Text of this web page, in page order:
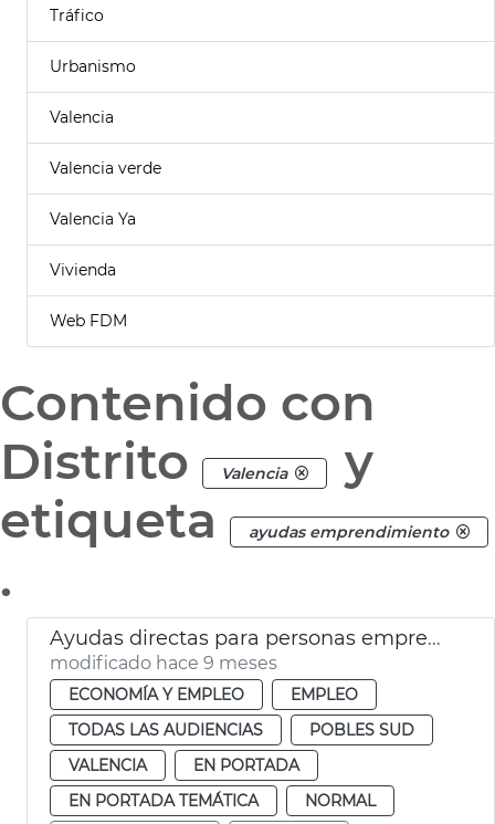
Tráfico
Urbanismo
Valencia
Valencia verde
Valencia Ya
Vivienda
Web FDM
Contenido con
Distrito
Valencia
y
etiqueta
ayudas emprendimiento
.
Ayudas directas para personas emprenedoras
modificado hace 9 meses
ECONOMÍA Y EMPLEO
EMPLEO
TODAS LAS AUDIENCIAS
POBLES SUD
VALENCIA
EN PORTADA
EN PORTADA TEMÁTICA
NORMAL